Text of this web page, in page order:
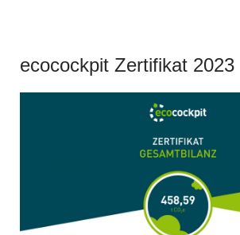
ecocockpit Zertifikat 2023